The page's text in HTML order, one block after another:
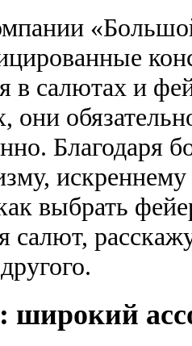
в салютах и
они
Благодаря
выбрать
салют,
широкий